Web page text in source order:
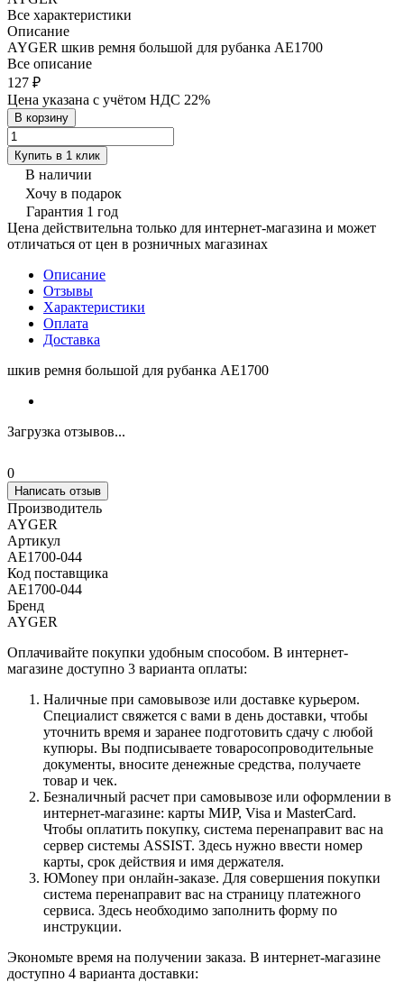
Все характеристики
Описание
AYGER шкив ремня большой для рубанка AE1700
Все описание
127 ₽
Цена указана с учётом НДС 22%
В корзину
Купить в 1 клик
В наличии
Хочу в подарок
Гарантия 1 год
Цена действительна только для интернет-магазина и может
отличаться от цен в розничных магазинах
Описание
Отзывы
Характеристики
Оплата
Доставка
шкив ремня большой для рубанка AE1700
Загрузка отзывов...
0
Написать отзыв
Производитель
AYGER
Артикул
AE1700-044
Код поставщика
AE1700-044
Бренд
AYGER
Оплачивайте покупки удобным способом. В интернет-
магазине доступно 3 варианта оплаты:
Наличные при самовывозе или доставке курьером.
Специалист свяжется с вами в день доставки, чтобы
уточнить время и заранее подготовить сдачу с любой
купюры. Вы подписываете товаросопроводительные
документы, вносите денежные средства, получаете
товар и чек.
Безналичный расчет при самовывозе или оформлении в
интернет-магазине: карты МИР, Visa и MasterCard.
Чтобы оплатить покупку, система перенаправит вас на
сервер системы ASSIST. Здесь нужно ввести номер
карты, срок действия и имя держателя.
ЮMoney при онлайн-заказе. Для совершения покупки
система перенаправит вас на страницу платежного
сервиса. Здесь необходимо заполнить форму по
инструкции.
Экономьте время на получении заказа. В интернет-магазине
доступно 4 варианта доставки: